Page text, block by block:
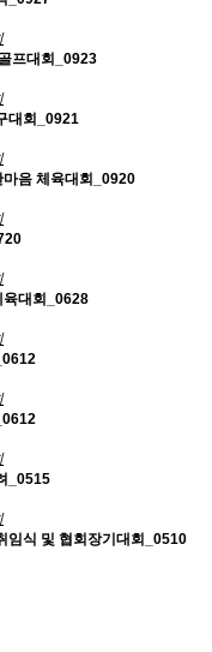
프대회_0923
대회_0921
음 체육대회_0920
육대회_0628
_0515
임식 및 협회장기대회_0510